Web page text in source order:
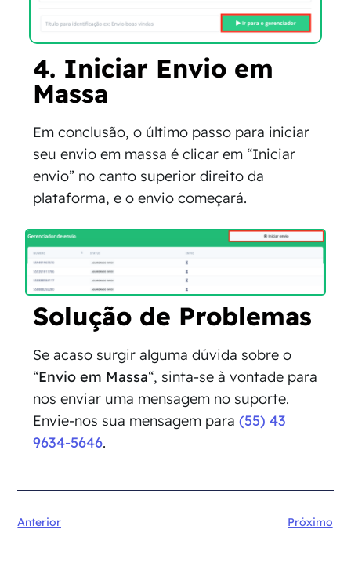
4. Iniciar Envio em
Massa
Em conclusão, o último passo para iniciar
seu envio em massa é clicar em “Iniciar
envio” no canto superior direito da
plataforma, e o envio começará.
Solução de Problemas
Se acaso surgir alguma dúvida sobre o
“Envio em Massa“, sinta-se à vontade para
nos enviar uma mensagem no suporte.
Envie-nos sua mensagem para (55) 43
9634-5646.
Anterior Próximo